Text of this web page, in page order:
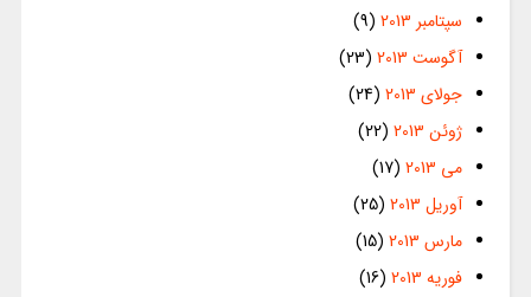
سپتامبر 2013
(9)
آگوست 2013
(23)
جولای 2013
(24)
ژوئن 2013
(22)
می 2013
(17)
آوریل 2013
(25)
مارس 2013
(15)
فوریه 2013
(16)